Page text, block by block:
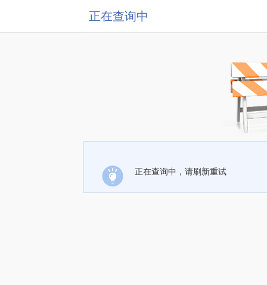
正在查询中
正在查询中，请刷新重试